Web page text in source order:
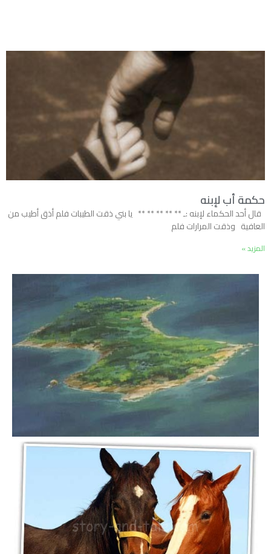
حكمة أب لإبنه
قال أحد الحكماء لإبنه :ـ ** ** ** ** ** يا بني ذقت الطيبات فلم أذق أطيب من
العافية وذقت المرارات فلم
المزيد »